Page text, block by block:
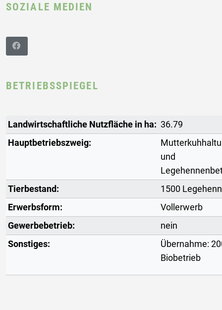
SOZIALE MEDIEN
BETRIEBSSPIEGEL
Landwirtschaftliche Nutzfläche in ha: 36.79
Hauptbetriebszweig:
und
Tierbestand:
1500
Erwerbsform:
Vollerwerb
Gewerbebetrieb:
nein
Sonstiges:
Übernahme:
Biobetrieb